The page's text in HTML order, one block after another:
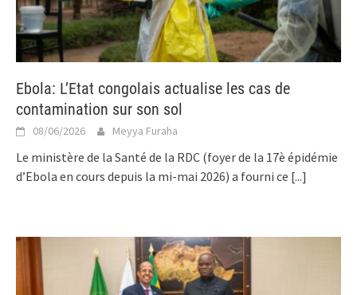
Ebola: L’Etat congolais actualise les cas de
contamination sur son sol
08/06/2026 Meyya Furaha
Le ministère de la Santé de la RDC (foyer de la 17è épidémie
d’Ebola en cours depuis la mi-mai 2026) a fourni ce [...]